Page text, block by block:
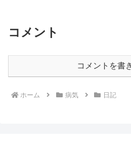
コメント
コメントを書
ホーム 病気 日記